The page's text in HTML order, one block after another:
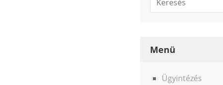
Menü
Ügyintézés